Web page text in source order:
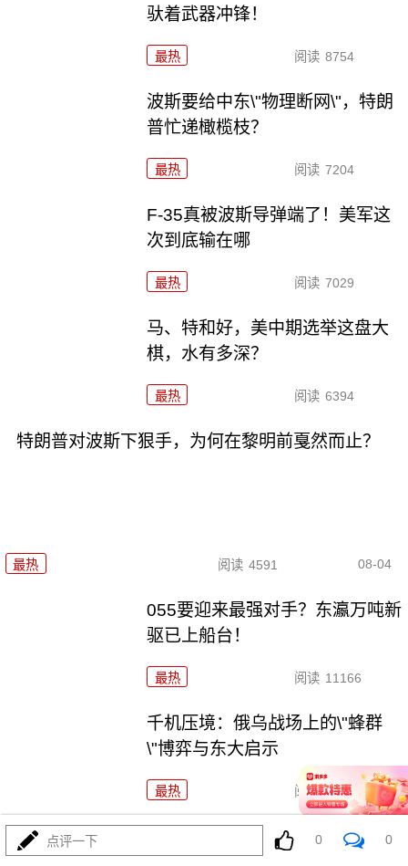
驮着武器冲锋！
最热 阅读 8754
波斯要给中东\"物理断网\"，特朗
普忙递橄榄枝？
最热 阅读 7204
F-35真被波斯导弹端了！美军这
次到底输在哪
最热 阅读 7029
马、特和好，美中期选举这盘大
棋，水有多深？
最热 阅读 6394
特朗普对波斯下狠手，为何在黎明前戛然而止？
最热 阅读 4591 08-04
055要迎来最强对手？东瀛万吨新
驱已上船台！
最热 阅读 11166
千机压境：俄乌战场上的\"蜂群
\"博弈与东大启示
最热 阅读 8532
算了不打了？特朗普这脚刹车，
把全世界都晃吐了
点评一下 0 0